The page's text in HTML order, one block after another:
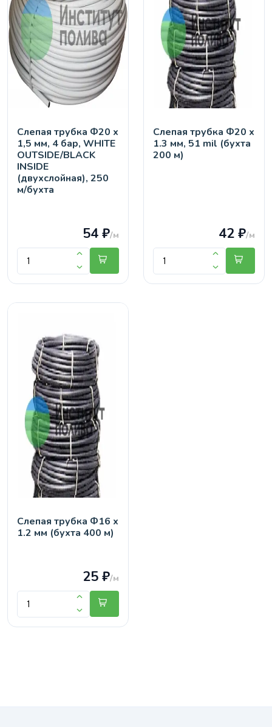
Слепая трубка Ф20 х
1,5 мм, 4 бар, WHITE
OUTSIDE/BLACK
INSIDE
(двухслойная), 250
м/бухта
54 ₽/м
Слепая трубка Ф20 х
1.3 мм, 51 mil (бухта
200 м)
42 ₽/м
Слепая трубка Ф16 х
1.2 мм (бухта 400 м)
25 ₽/м